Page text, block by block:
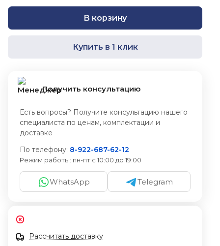
В корзину
Купить в 1 клик
Получить консультацию
Есть вопросы? Получите консультацию нашего
специалиста по ценам, комплектации и
доставке
По телефону: 8-922-687-62-12
Режим работы: пн-пт с 10:00 до 19:00
WhatsApp Telegram
Рассчитать доставку